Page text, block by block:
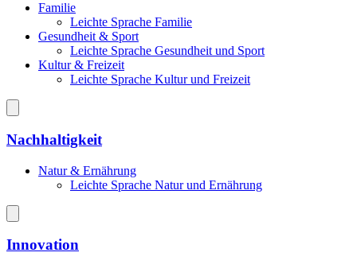
Familie
Leichte Sprache Familie
Gesundheit & Sport
Leichte Sprache Gesundheit und Sport
Kultur & Freizeit
Leichte Sprache Kultur und Freizeit
Nachhaltigkeit
Natur & Ernährung
Leichte Sprache Natur und Ernährung
Innovation